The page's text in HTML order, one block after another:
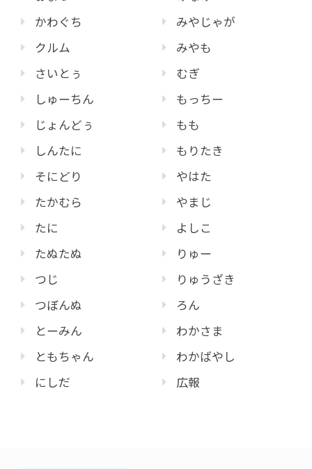
かわぐち
クルム
さいとぅ
しゅーちん
じょんどぅ
しんたに
そにどり
たかむら
たに
たぬたぬ
つじ
つぼんぬ
とーみん
ともちゃん
にしだ
みやじゃが
みやも
むぎ
もっちー
もも
もりたき
やはた
やまじ
よしこ
りゅー
りゅうざき
ろん
わかさま
わかばやし
広報